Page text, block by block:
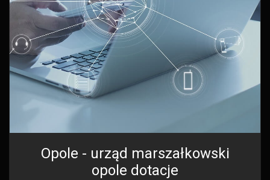
Opole - urząd marszałkowski
opole dotacje